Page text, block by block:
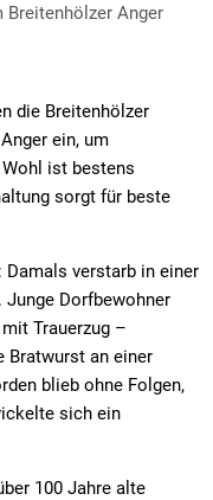
Anger
die Breitenhölzer
ein, um
ist bestens
sorgt für beste
Damals verstarb in einer
Dorfbewohner
Trauerzug –
Bratwurst an einer
blieb ohne Folgen,
sich ein
100 Jahre alte